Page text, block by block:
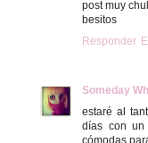
post muy
besitos
Responder
Someday
estaré al
días con un
cómodas